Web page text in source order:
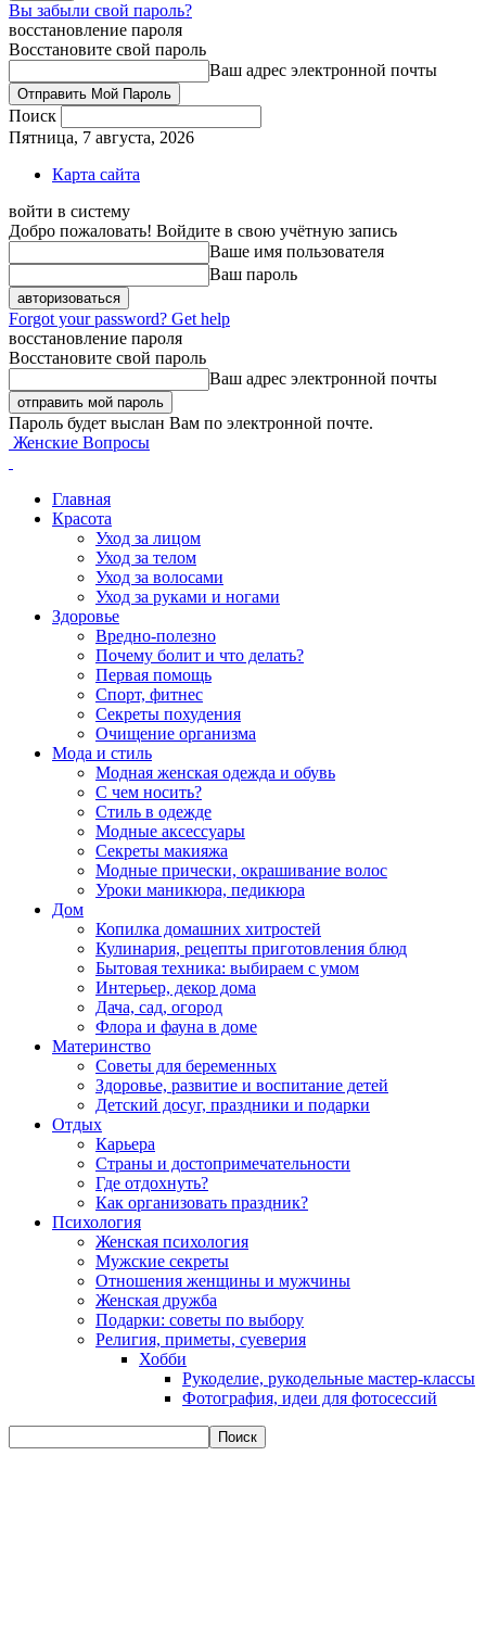
Вы забыли свой пароль?
восстановление пароля
Восстановите свой пароль
Ваш адрес электронной почты
Поиск
Пятница, 7 августа, 2026
Карта сайта
войти в систему
Добро пожаловать! Войдите в свою учётную запись
Ваше имя пользователя
Ваш пароль
Forgot your password? Get help
восстановление пароля
Восстановите свой пароль
Ваш адрес электронной почты
Пароль будет выслан Вам по электронной почте.
Женские Вопросы
Главная
Красота
Уход за лицом
Уход за телом
Уход за волосами
Уход за руками и ногами
Здоровье
Вредно-полезно
Почему болит и что делать?
Первая помощь
Спорт, фитнес
Секреты похудения
Очищение организма
Мода и стиль
Модная женская одежда и обувь
С чем носить?
Стиль в одежде
Модные аксессуары
Секреты макияжа
Модные прически, окрашивание волос
Уроки маникюра, педикюра
Дом
Копилка домашних хитростей
Кулинария, рецепты приготовления блюд
Бытовая техника: выбираем с умом
Интерьер, декор дома
Дача, сад, огород
Флора и фауна в доме
Материнство
Советы для беременных
Здоровье, развитие и воспитание детей
Детский досуг, праздники и подарки
Отдых
Карьера
Страны и достопримечательности
Где отдохнуть?
Как организовать праздник?
Психология
Женская психология
Мужские секреты
Отношения женщины и мужчины
Женская дружба
Подарки: советы по выбору
Религия, приметы, суеверия
Хобби
Рукоделие, рукодельные мастер-классы
Фотография, идеи для фотосессий